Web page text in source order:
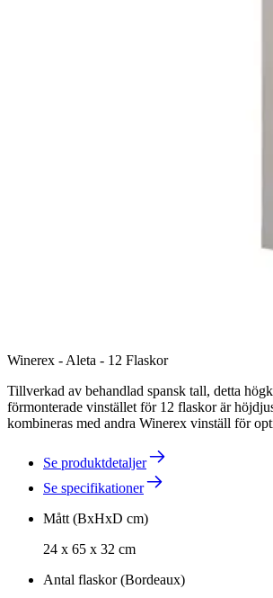
Winerex - Aleta - 12 Flaskor
Tillverkad av behandlad spansk tall, detta
förmonterade vinstället för 12 flaskor är
kombineras med andra Winerex vinställ för
Se produktdetaljer
Se specifikationer
Mått (BxHxD cm)
24 x 65 x 32 cm
Antal flaskor (Bordeaux)